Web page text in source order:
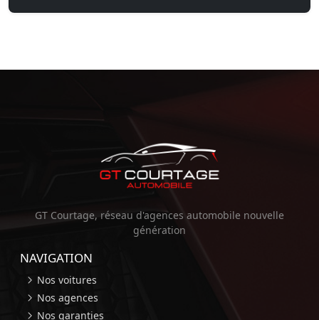
GT Courtage, réseau d'agences automobile nouvelle
génération
NAVIGATION
Nos voitures
Nos agences
Nos garanties